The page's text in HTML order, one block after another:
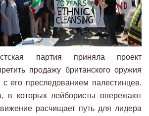
партия приняла проект
продажу британского оружия
его преследованием палестинцев.
в которых лейбористы опережают
расчищает путь для лидера